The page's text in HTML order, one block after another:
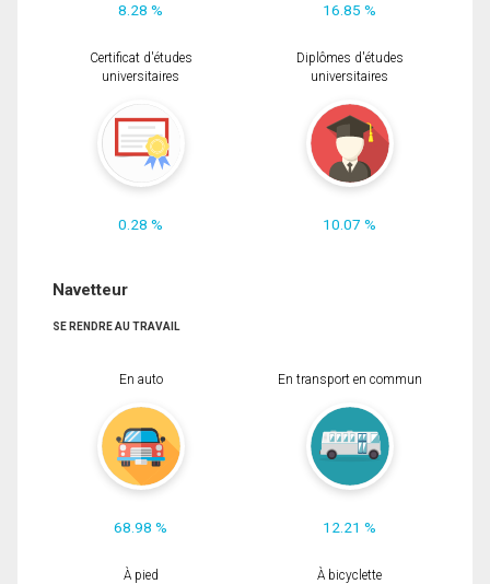
8.28 % 16.85 %
Certificat d'études
universitaires
0.28 %
Diplômes d'études
universitaires
10.07 %
Navetteur
SE RENDRE AU TRAVAIL
En auto
68.98 %
En transport en commun
12.21 %
À pied À bicyclette